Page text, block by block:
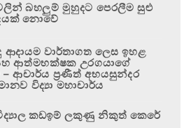
බහලුම් මුහුදට පෙරලීම සුළු
නොවේ
ආදායම වාර්තාගත ලෙස ඉහළ
ආත්මභක්ෂක උරගයාගේ
– ආචාර්ය ප්‍රණීත් අභයසුන්දර
විද්‍යා මහාචාර්ය
කඩඉම් ලකුණු නිකුත් කෙරේ